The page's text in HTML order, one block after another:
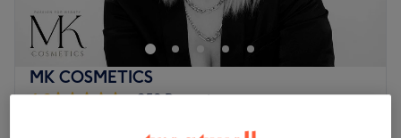
MK COSMETICS
4,9
952 Bewertungen